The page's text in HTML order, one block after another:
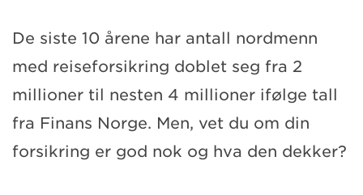
De siste 10 årene har antall nordmenn
med reiseforsikring doblet seg fra 2
millioner til nesten 4 millioner ifølge tall
fra Finans Norge. Men, vet du om din
forsikring er god nok og hva den dekker?